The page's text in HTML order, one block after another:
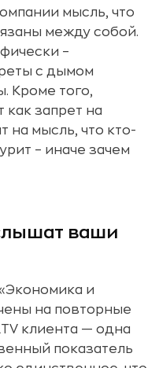
мысль, что
между собой.
–
с дымом
Кроме того,
как запрет на
на мысль, что кто-
– иначе зачем
ваши
и
на повторные
клиента — одна
показатель